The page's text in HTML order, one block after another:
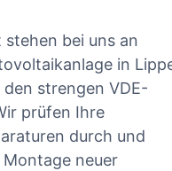
bei uns an
in
strengen VDE-
prüfen Ihre
durch und
neuer